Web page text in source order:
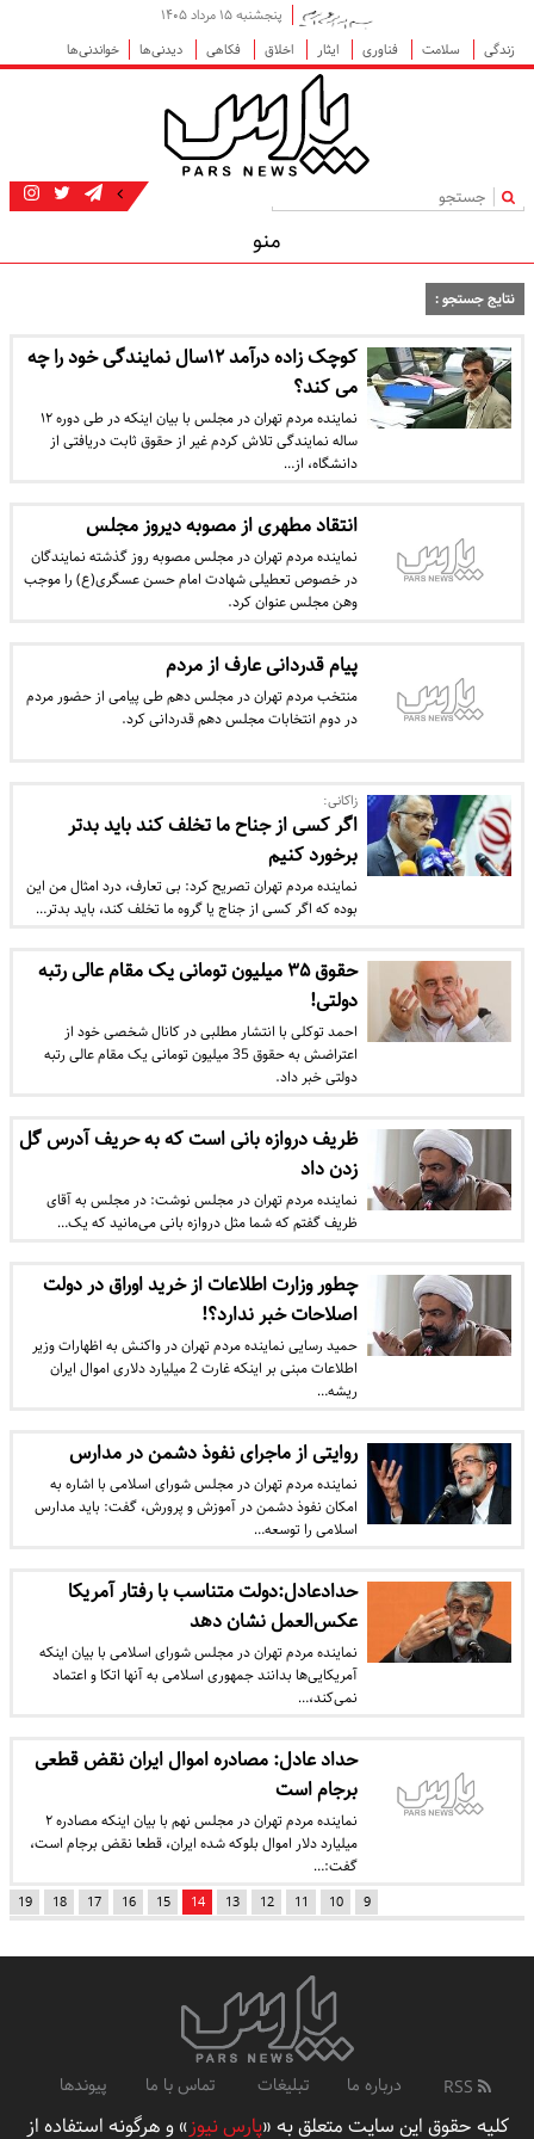
پنجشنبه ۱۵ مرداد ۱۴۰۵
زندگی
سلامت فناوری ایثار اخلاق فکاهی دیدنی‌ها خواندنی‌ها
|
منو
نتایج جستجو :
کوچک زاده درآمد ۱۲سال نمایندگی خود را چه
می کند؟
نماینده مردم تهران در مجلس با بیان اینکه در طی دوره ۱۲
ساله نمایندگی تلاش کردم غیر از حقوق ثابت دریافتی از
دانشگاه، از…
انتقاد مطهری از مصوبه دیروز مجلس
نماینده مردم تهران در مجلس مصوبه روز گذشته نمایندگان
در خصوص تعطیلی شهادت امام حسن عسگری(ع) را موجب
وهن مجلس عنوان کرد.
پیام قدردانی عارف از مردم
منتخب مردم تهران در مجلس دهم طی پیامی از حضور مردم
در دوم انتخابات مجلس دهم قدردانی کرد.
زاکانی:
اگر کسی از جناح ما تخلف کند باید بدتر
برخورد کنیم
نماینده مردم تهران تصریح کرد: بی تعارف، درد امثال من این
بوده که اگر کسی از جناج یا گروه ما تخلف کند، باید بدتر…
حقوق ۳۵ میلیون تومانی یک مقام عالی رتبه
دولتی!
احمد توکلی با انتشار مطلبی در کانال شخصی خود از
اعتراضش به حقوق 35 میلیون تومانی یک مقام عالی رتبه
دولتی خبر داد.
ظریف دروازه بانی است که به حریف آدرس گل
زدن داد
نماینده مردم تهران در مجلس نوشت: در مجلس به آقای
ظریف گفتم که شما مثل دروازه بانی می‌مانید که یک…
چطور وزارت اطلاعات از خرید اوراق در دولت
اصلاحات خبر ندارد؟!
حمید رسایی نماینده مردم تهران در واکنش به اظهارات وزیر
اطلاعات مبنی بر اینکه غارت 2 میلیارد دلاری اموال ایران
ریشه…
روایتی از ماجرای نفوذ دشمن در مدارس
نماینده مردم تهران در مجلس شورای اسلامی با اشاره به
امکان نفوذ دشمن در آموزش و پرورش، گفت: باید مدارس
اسلامی را توسعه…
حدادعادل:دولت متناسب با رفتار آمریکا
عکس‌العمل نشان دهد
نماینده مردم تهران در مجلس شورای اسلامی با بیان اینکه
آمریکایی‌ها بدانند جمهوری اسلامی به آنها اتکا و اعتماد
نمی‌کند،…
حداد عادل: مصادره اموال ایران نقض قطعی
برجام است
نماینده مردم تهران در مجلس نهم با بیان اینکه مصادره ۲
میلیارد دلار اموال بلوکه شده ایران، قطعا نقض برجام است،
گفت:…
9
10
11
12
13
14
15
16
17
18
19
درباره ما تبلیغات تماس با ما پیوندها
کلیه حقوق این سایت متعلق به «پارس نیوز» و هرگونه استفاده از